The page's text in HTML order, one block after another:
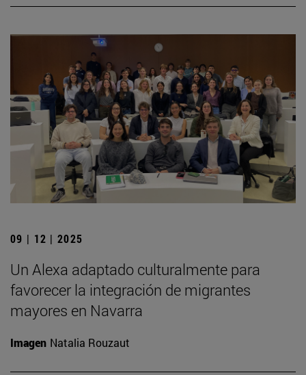
09 | 12 | 2025
Un Alexa adaptado culturalmente para
favorecer la integración de migrantes
mayores en Navarra
Imagen Natalia Rouzaut